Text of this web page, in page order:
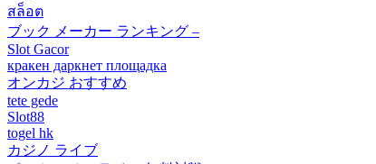
สล็อต
ブック メーカー ランキング –
Slot Gacor
кракен даркнет площадка
オンカジ おすすめ
tete gede
Slot88
togel hk
カジノ ライブ